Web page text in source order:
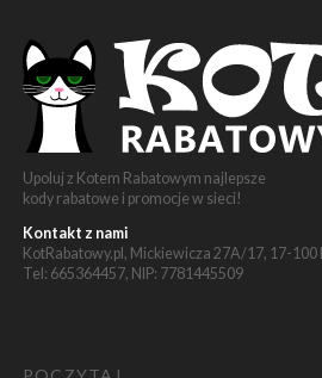
Upoluj z Kotem Rabatowym najlepsze
kody rabatowe i promocje w sieci!
Kontakt z nami
KotRabatowy.pl, Mickiewicza 27A/17, 17-100
Tel: 665364457, NIP: 7781445509